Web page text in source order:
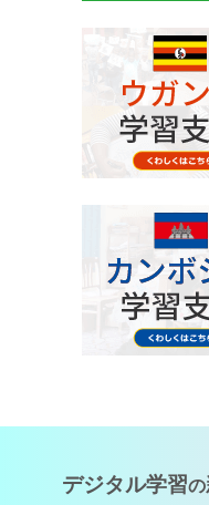
デジタル学習の